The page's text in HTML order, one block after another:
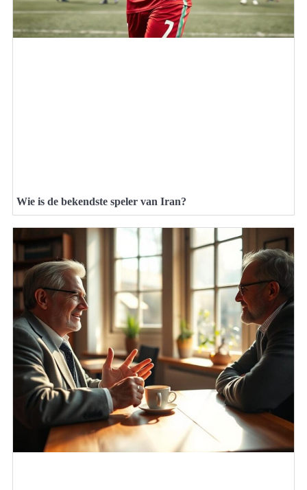
Wie is de bekendste speler van Iran?